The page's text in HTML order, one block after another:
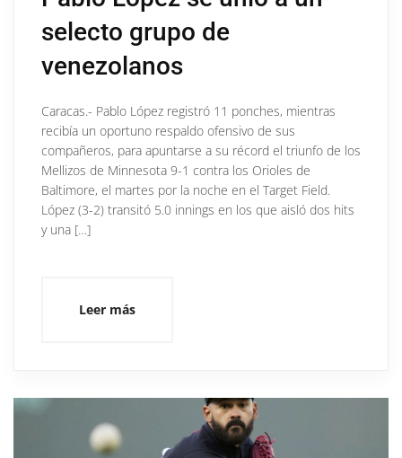
selecto grupo de
venezolanos
Caracas.- Pablo López registró 11 ponches, mientras
recibía un oportuno respaldo ofensivo de sus
compañeros, para apuntarse a su récord el triunfo de los
Mellizos de Minnesota 9-1 contra los Orioles de
Baltimore, el martes por la noche en el Target Field.
López (3-2) transitó 5.0 innings en los que aisló dos hits
y una […]
Leer más